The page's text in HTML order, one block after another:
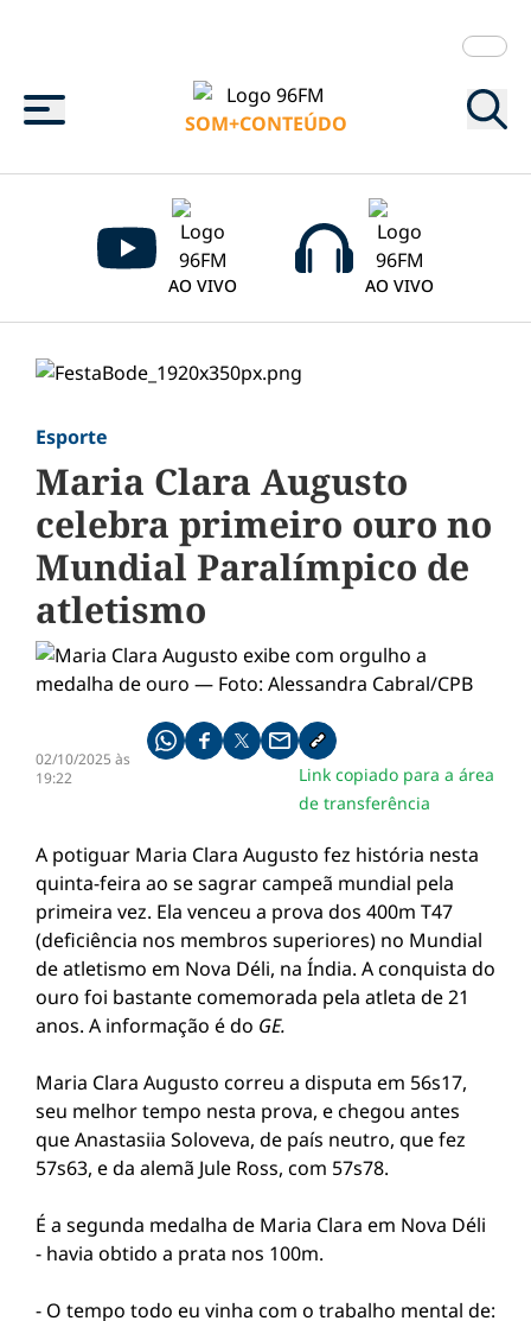
Menu
SOM+CONTEÚDO
AO VIVO AO VIVO
Esporte
Maria Clara Augusto
celebra primeiro ouro no
Mundial Paralímpico de
atletismo
02/10/2025 às
19:22
Compartilhe pelo whatsapp
Compartilhar no facebook
Compartilhar no twitter
Compartilhe pelo email
Copiar link da notícia
Link copiado para a área
de transferência
A potiguar Maria Clara Augusto fez história nesta
quinta-feira ao se sagrar campeã mundial pela
primeira vez. Ela venceu a prova dos 400m T47
(deficiência nos membros superiores) no Mundial
de atletismo em Nova Déli, na Índia. A conquista do
ouro foi bastante comemorada pela atleta de 21
anos. A informação é do GE.
Maria Clara Augusto correu a disputa em 56s17,
seu melhor tempo nesta prova, e chegou antes
que Anastasiia Soloveva, de país neutro, que fez
57s63, e da alemã Jule Ross, com 57s78.
É a segunda medalha de Maria Clara em Nova Déli
- havia obtido a prata nos 100m.
- O tempo todo eu vinha com o trabalho mental de: